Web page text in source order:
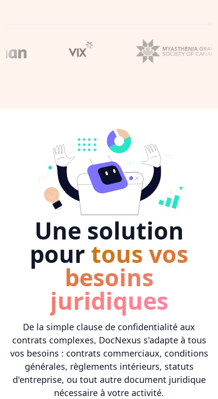
Une solution
pour tous vos
besoins
juridiques
De la simple clause de confidentialité aux
contrats complexes, DocNexus s'adapte à tous
vos besoins : contrats commerciaux, conditions
générales, règlements intérieurs, statuts
d'entreprise, ou tout autre document juridique
nécessaire à votre activité.